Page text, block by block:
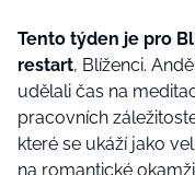
Tento týden je pro
restart, Blíženci.
udělali čas na
pracovních
které se ukáží jako
na romantické